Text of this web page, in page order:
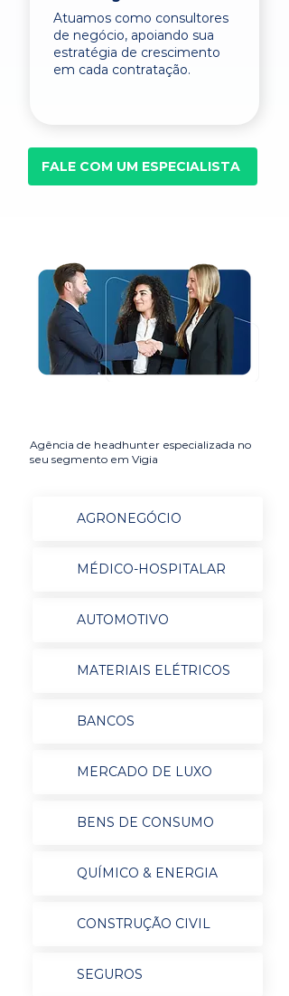
Atuamos como consultores
de negócio, apoiando sua
estratégia de crescimento
em cada contratação.
FALE COM UM ESPECIALISTA
Agência de headhunter especializada no
seu segmento em Vigia
AGRONEGÓCIO
MÉDICO-HOSPITALAR
AUTOMOTIVO
MATERIAIS ELÉTRICOS
BANCOS
MERCADO DE LUXO
BENS DE CONSUMO
QUÍMICO & ENERGIA
CONSTRUÇÃO CIVIL
SEGUROS